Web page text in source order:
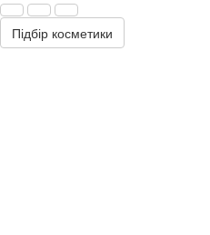
Підбір косметики